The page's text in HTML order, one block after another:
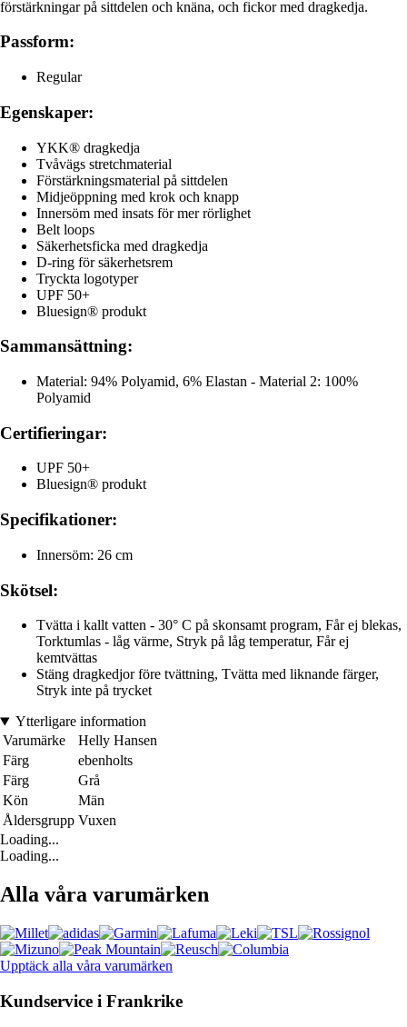
förstärkningar på sittdelen och knäna, och fickor med dragkedja.
Passform:
Regular
Egenskaper:
YKK® dragkedja
Tvåvägs stretchmaterial
Förstärkningsmaterial på sittdelen
Midjeöppning med krok och knapp
Innersöm med insats för mer rörlighet
Belt loops
Säkerhetsficka med dragkedja
D-ring för säkerhetsrem
Tryckta logotyper
UPF 50+
Bluesign® produkt
Sammansättning:
Material: 94% Polyamid, 6% Elastan - Material 2: 100%
Polyamid
Certifieringar:
UPF 50+
Bluesign® produkt
Specifikationer:
Innersöm: 26 cm
Skötsel:
Tvätta i kallt vatten - 30° C på skonsamt program, Får ej blekas,
Torktumlas - låg värme, Stryk på låg temperatur, Får ej
kemtvättas
Stäng dragkedjor före tvättning, Tvätta med liknande färger,
Stryk inte på trycket
Ytterligare information
Varumärke
Helly Hansen
Färg
ebenholts
Färg
Grå
Kön
Män
Åldersgrupp Vuxen
Loading...
Loading...
Alla våra varumärken
Upptäck alla våra varumärken
Kundservice i Frankrike